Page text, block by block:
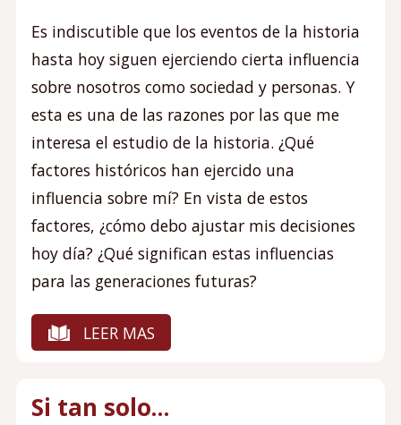
Es indiscutible que los eventos de la historia
hasta hoy siguen ejerciendo cierta influencia
sobre nosotros como sociedad y personas. Y
esta es una de las razones por las que me
interesa el estudio de la historia. ¿Qué
factores históricos han ejercido una
influencia sobre mí? En vista de estos
factores, ¿cómo debo ajustar mis decisiones
hoy día? ¿Qué significan estas influencias
para las generaciones futuras?
LEER MAS
Si tan solo...